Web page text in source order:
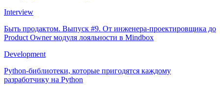
Interview
Быть продактом. Выпуск #9. От инженера-проектировщика до
Product Owner модуля лояльности в Mindbox
Development
Python-библиотеки, которые пригодятся каждому
разработчику на Python